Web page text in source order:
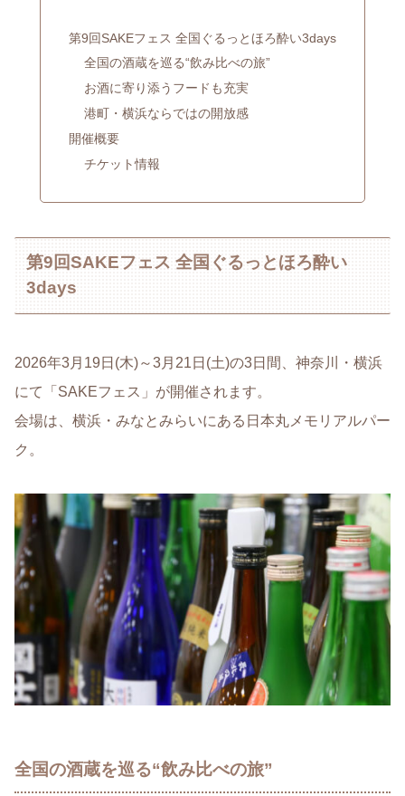
第9回SAKEフェス 全国ぐるっとほろ酔い3days
全国の酒蔵を巡る“飲み比べの旅”
お酒に寄り添うフードも充実
港町・横浜ならではの開放感
開催概要
チケット情報
第9回SAKEフェス 全国ぐるっとほろ酔い
3days
2026年3月19日(木)～3月21日(土)の3日間、神奈川・横浜
にて「SAKEフェス」が開催されます。
会場は、横浜・みなとみらいにある日本丸メモリアルパー
ク。
全国の酒蔵を巡る“飲み比べの旅”